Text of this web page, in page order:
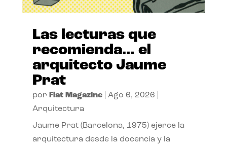
Las lecturas que
recomienda… el
arquitecto Jaume
Prat
por Flat Magazine| Ago 6, 2026
Arquitectura
Jaume Prat (Barcelona, 1975) ejerce la
arquitectura desde la docencia y la